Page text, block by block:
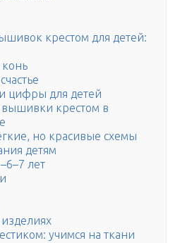
крестом для детей:
цифры для детей
вышивки крестом в
но красивые схемы
детям
лет
учимся на ткани